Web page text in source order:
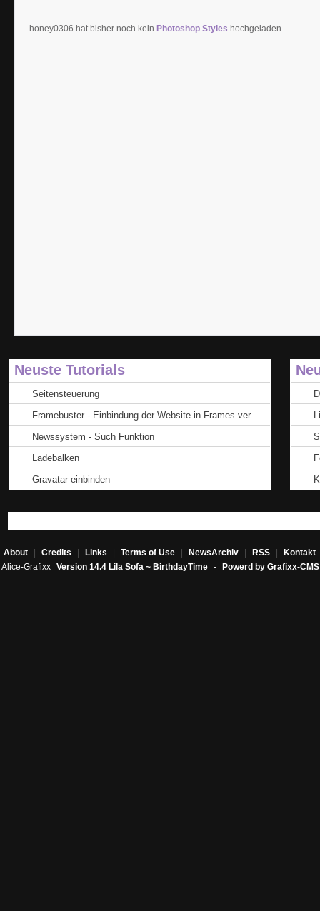
honey0306 hat bisher noch kein Photoshop Styles hochgeladen ...
Neuste Tutorials
Seitensteuerung
Framebuster - Einbindung der Website in Frames ver ...
Newssystem - Such Funktion
Ladebalken
Gravatar einbinden
About Credits Links Terms of Use NewsArchiv RSS Kontakt
Alice-Grafixx Version 14.4 Lila Sofa ~ BirthdayTime - Powerd by Grafixx-CMS